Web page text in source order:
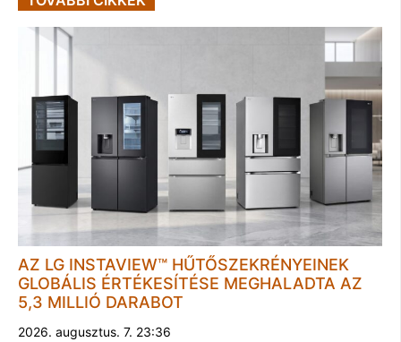
AZ LG INSTAVIEW™ HŰTŐSZEKRÉNYEINEK
GLOBÁLIS ÉRTÉKESÍTÉSE MEGHALADTA AZ
5,3 MILLIÓ DARABOT
2026. augusztus. 7. 23:36